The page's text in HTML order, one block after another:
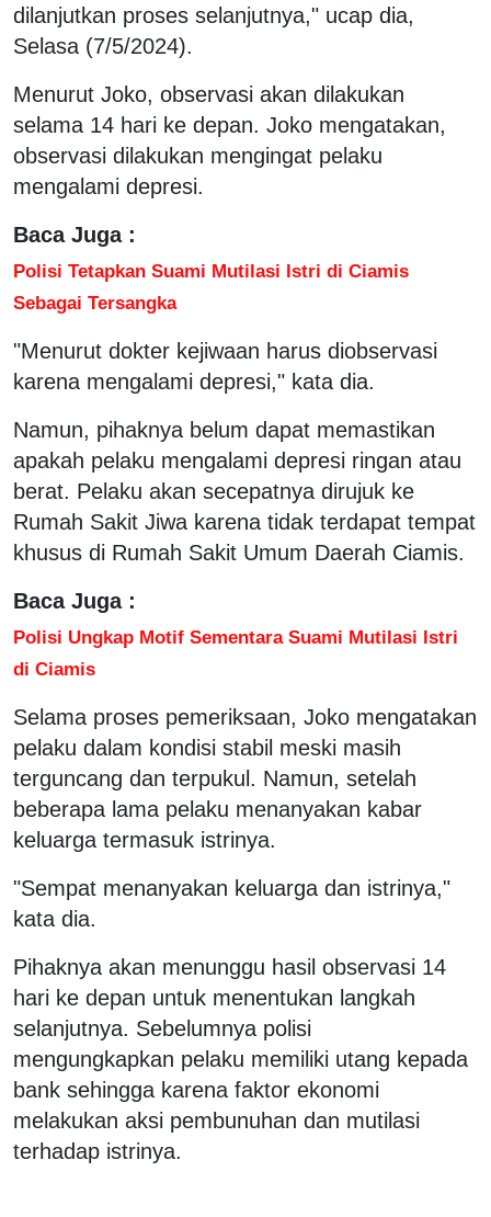
dilanjutkan proses selanjutnya," ucap dia,
Selasa (7/5/2024).
Menurut Joko, observasi akan dilakukan
selama 14 hari ke depan. Joko mengatakan,
observasi dilakukan mengingat pelaku
mengalami depresi.
Baca Juga :
Polisi Tetapkan Suami Mutilasi Istri di Ciamis
Sebagai Tersangka
"Menurut dokter kejiwaan harus diobservasi
karena mengalami depresi," kata dia.
Namun, pihaknya belum dapat memastikan
apakah pelaku mengalami depresi ringan atau
berat. Pelaku akan secepatnya dirujuk ke
Rumah Sakit Jiwa karena tidak terdapat tempat
khusus di Rumah Sakit Umum Daerah Ciamis.
Baca Juga :
Polisi Ungkap Motif Sementara Suami Mutilasi Istri
di Ciamis
Selama proses pemeriksaan, Joko mengatakan
pelaku dalam kondisi stabil meski masih
terguncang dan terpukul. Namun, setelah
beberapa lama pelaku menanyakan kabar
keluarga termasuk istrinya.
"Sempat menanyakan keluarga dan istrinya,"
kata dia.
Pihaknya akan menunggu hasil observasi 14
hari ke depan untuk menentukan langkah
selanjutnya. Sebelumnya polisi
mengungkapkan pelaku memiliki utang kepada
bank sehingga karena faktor ekonomi
melakukan aksi pembunuhan dan mutilasi
terhadap istrinya.